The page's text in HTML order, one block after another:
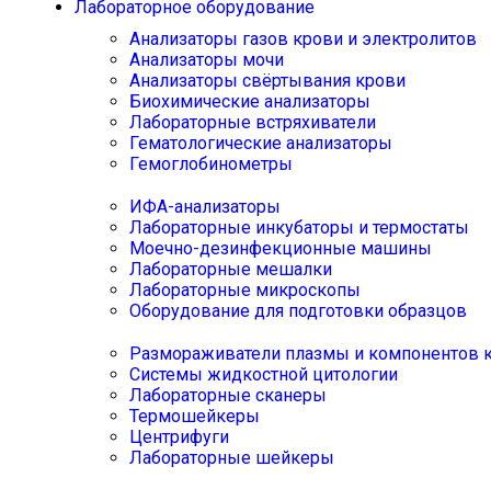
Лабораторное оборудование
Анализаторы газов крови и электролитов
Анализаторы мочи
Анализаторы свёртывания крови
Биохимические анализаторы
Лабораторные встряхиватели
Гематологические анализаторы
Гемоглобинометры
ИФА-анализаторы
Лабораторные инкубаторы и термостаты
Моечно-дезинфекционные машины
Лабораторные мешалки
Лабораторные микроскопы
Оборудование для подготовки образцов
Размораживатели плазмы и компонентов
Системы жидкостной цитологии
Лабораторные сканеры
Термошейкеры
Центрифуги
Лабораторные шейкеры